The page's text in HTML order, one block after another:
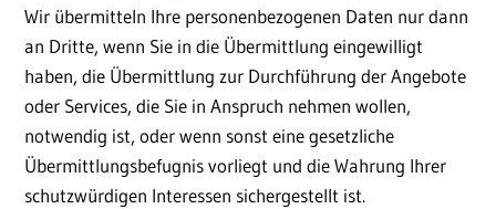
Wir übermitteln Ihre personenbezogenen Daten nur dann
an Dritte, wenn Sie in die Übermittlung eingewilligt
haben, die Übermittlung zur Durchführung der Angebote
oder Services, die Sie in Anspruch nehmen wollen,
notwendig ist, oder wenn sonst eine gesetzliche
Übermittlungsbefugnis vorliegt und die Wahrung Ihrer
schutzwürdigen Interessen sichergestellt ist.